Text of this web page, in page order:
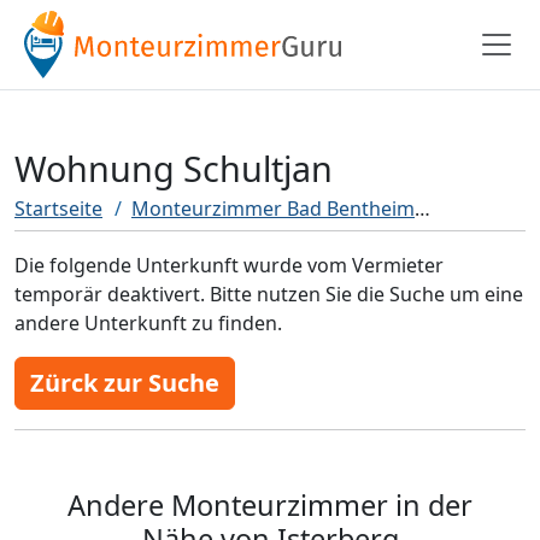
Wohnung Schultjan
Startseite Monteurzimmer Bad Bentheim
Die folgende Unterkunft wurde vom Vermieter
temporär deaktivert. Bitte nutzen Sie die Suche um eine
andere Unterkunft zu finden.
Zürck zur Suche
Andere Monteurzimmer in der